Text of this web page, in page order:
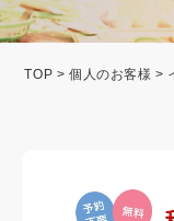
TOP >個人のお客様 >